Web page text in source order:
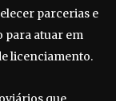
parcerias e
para atuar em
licenciamento.